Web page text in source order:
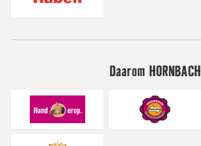
Daarom HORNBACH